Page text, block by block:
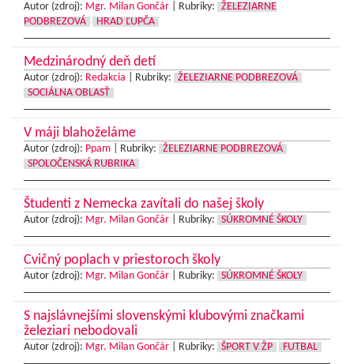
Autor (zdroj): Mgr. Milan Gončár Rubriky:
ŽELEZIARNE
PODBREZOVÁ
HRAD ĽUPČA
Medzinárodný deň detí
Autor (zdroj): Redakcia Rubriky:
ŽELEZIARNE PODBREZOVÁ
SOCIÁLNA OBLASŤ
V máji blahoželáme
Autor (zdroj): Ppam Rubriky:
ŽELEZIARNE PODBREZOVÁ
SPOLOČENSKÁ RUBRIKA
Študenti z Nemecka zavítali do našej školy
Autor (zdroj): Mgr. Milan Gončár Rubriky: SÚKROMNÉ ŠKOLY
Cvičný poplach v priestoroch školy
Autor (zdroj): Mgr. Milan Gončár Rubriky: SÚKROMNÉ ŠKOLY
S najslávnejšími slovenskými klubovými značkami
železiari nebodovali
Autor (zdroj): Mgr. Milan Gončár Rubriky: ŠPORT V ŽP FUTBAL